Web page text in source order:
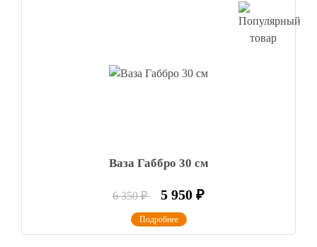
Ваза Габбро 30 см
6 350 ₽ 5 950 ₽
Подробнее